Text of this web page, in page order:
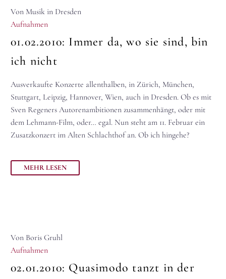
Von Musik in Dresden
Aufnahmen
01.02.2010: Immer da, wo sie sind, bin
ich nicht
Ausverkaufte Konzerte allenthalben, in Zürich, München,
Stuttgart, Leipzig, Hannover, Wien, auch in Dresden. Ob es mit
Sven Regeners Autorenambitionen zusammenhängt, oder mit
dem Lehmann-Film, oder… egal. Nun steht am 11. Februar ein
Zusatzkonzert im Alten Schlachthof an. Ob ich hingehe?
MEHR LESEN
Von Boris Gruhl
Aufnahmen
02.01.2010: Quasimodo tanzt in der